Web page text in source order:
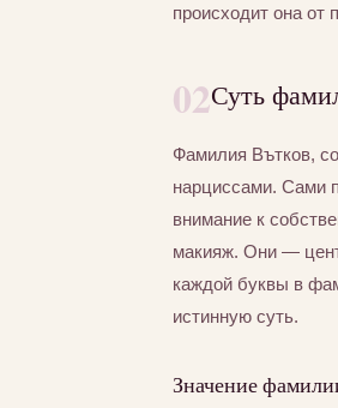
происходит она от
02Суть
Фамилия Вътков,
нарциссами. Сами
внимание к
макияж. Они —
каждой буквы в
истинную суть.
Значение